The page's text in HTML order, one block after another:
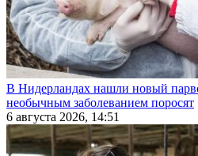
В Нидерландах нашли новый
необычным заболеванием поросят
6 августа 2026, 14:51